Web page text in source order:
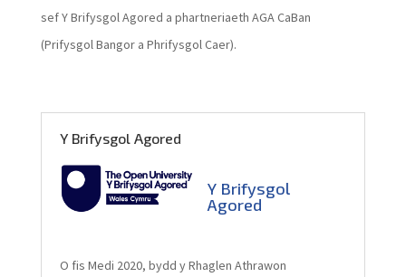
sef Y Brifysgol Agored a phartneriaeth AGA CaBan
(Prifysgol Bangor a Phrifysgol Caer).
Y Brifysgol Agored
Y Brifysgol
Agored
O fis Medi 2020, bydd y Rhaglen Athrawon